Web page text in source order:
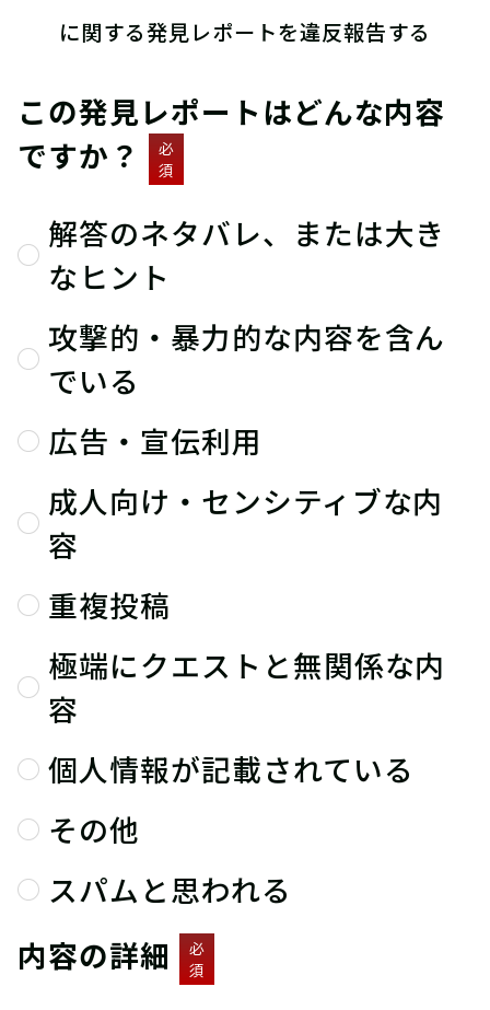
に関する発見レポートを違反報告する
この発見レポートはどんな内容
ですか？
必
須
解答のネタバレ、または大き
なヒント
攻撃的・暴力的な内容を含ん
でいる
広告・宣伝利用
成人向け・センシティブな内
容
重複投稿
極端にクエストと無関係な内
容
個人情報が記載されている
その他
スパムと思われる
内容の詳細
必
須